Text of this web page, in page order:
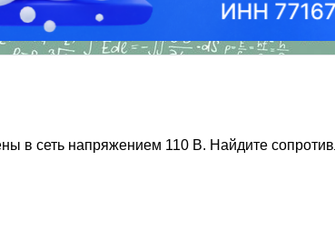
сеть напряжением 110 В. Найдите